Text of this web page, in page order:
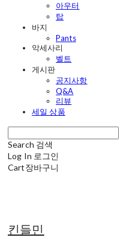
아우터
탑
바지
Pants
악세사리
벨트
게시판
공지사항
Q&A
리뷰
세일 상품
Search 검색
Log In 로그인
Cart장바구니
킨들민